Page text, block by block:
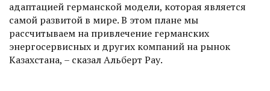
адаптацией германской модели, которая является
самой развитой в мире. В этом плане мы
рассчитываем на привлечение германских
энергосервисных и других компаний на рынок
Казахстана, – сказал Альберт Рау.